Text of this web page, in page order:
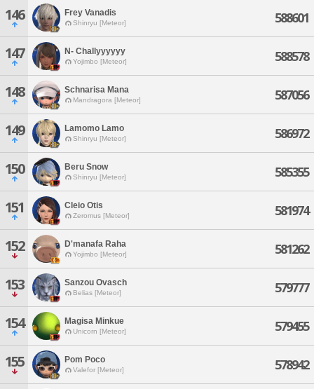
146 Frey Vanadis
Shinryu [Meteor] 588601
147 N- Challyyyyyy
Yojimbo [Meteor] 588578
148 Schnarisa Mana
Mandragora [Meteor] 587056
149 Lamomo Lamo
Shinryu [Meteor] 586972
150 Beru Snow
Shinryu [Meteor] 585355
151 Cleio Otis
Zeromus [Meteor] 581974
152 D'manafa Raha
Yojimbo [Meteor] 581262
153 Sanzou Ovasch
Belias [Meteor] 579777
154 Magisa Minkue
Unicorn [Meteor] 579455
155 Pom Poco
Valefor [Meteor] 578942